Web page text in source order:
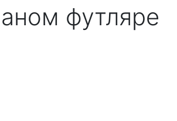
футляре